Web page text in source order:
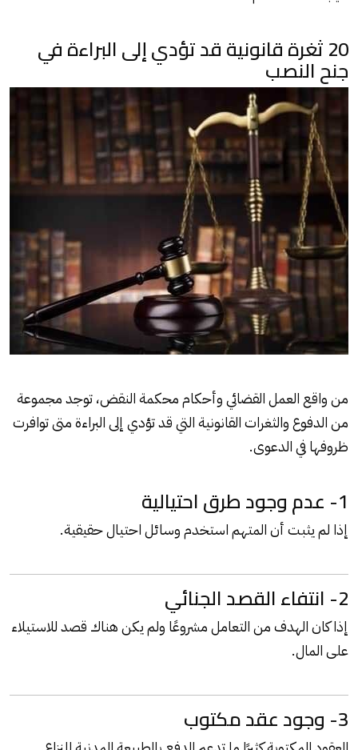
20 ثغرة قانونية قد تؤدي إلى البراءة في
جنح النصب
من واقع العمل القضائي وأحكام محكمة النقض، توجد مجموعة
من الدفوع والثغرات القانونية التي قد تؤدي إلى البراءة متى توافرت
ظروفها في الدعوى.
1- عدم وجود طرق احتيالية
إذا لم يثبت أن المتهم استخدم وسائل احتيال حقيقية.
2- انتفاء القصد الجنائي
إذا كان الهدف من التعامل مشروعًا ولم يكن هناك قصد للاستيلاء
على المال.
3- وجود عقد مكتوب